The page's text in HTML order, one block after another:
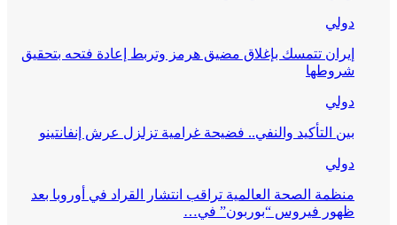
دولي
إيران تتمسك بإغلاق مضيق هرمز وتربط إعادة فتحه بتحقيق
شروطها
دولي
بين التأكيد والنفي.. فضيحة غرامية تزلزل عرش إنفانتينو
دولي
منظمة الصحة العالمية تراقب انتشار القراد في أوروبا بعد
ظهور فيروس “بوربون” في…